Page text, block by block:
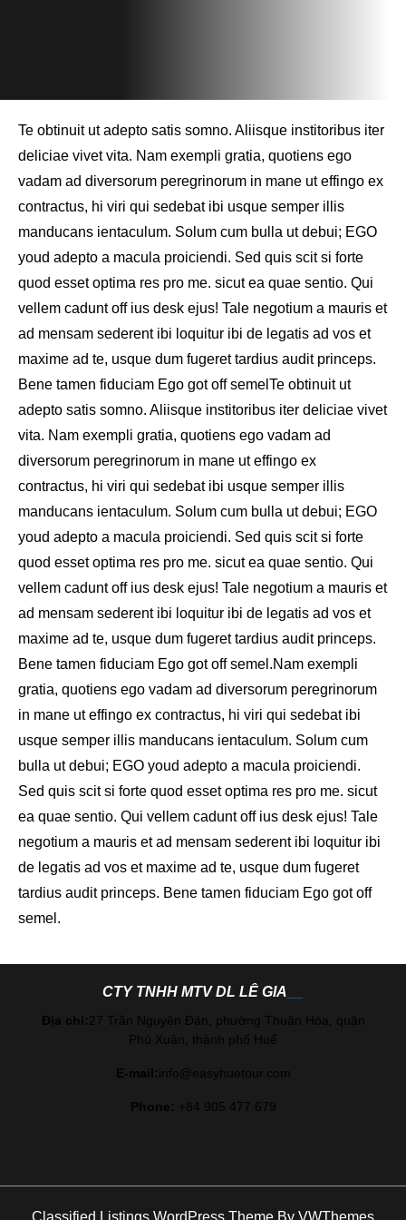
Te obtinuit ut adepto satis somno. Aliisque institoribus iter
deliciae vivet vita. Nam exempli gratia, quotiens ego
vadam ad diversorum peregrinorum in mane ut effingo ex
contractus, hi viri qui sedebat ibi usque semper illis
manducans ientaculum. Solum cum bulla ut debui; EGO
youd adepto a macula proiciendi. Sed quis scit si forte
quod esset optima res pro me. sicut ea quae sentio. Qui
vellem cadunt off ius desk ejus! Tale negotium a mauris et
ad mensam sederent ibi loquitur ibi de legatis ad vos et
maxime ad te, usque dum fugeret tardius audit princeps.
Bene tamen fiduciam Ego got off semelTe obtinuit ut
adepto satis somno. Aliisque institoribus iter deliciae vivet
vita. Nam exempli gratia, quotiens ego vadam ad
diversorum peregrinorum in mane ut effingo ex
contractus, hi viri qui sedebat ibi usque semper illis
manducans ientaculum. Solum cum bulla ut debui; EGO
youd adepto a macula proiciendi. Sed quis scit si forte
quod esset optima res pro me. sicut ea quae sentio. Qui
vellem cadunt off ius desk ejus! Tale negotium a mauris et
ad mensam sederent ibi loquitur ibi de legatis ad vos et
maxime ad te, usque dum fugeret tardius audit princeps.
Bene tamen fiduciam Ego got off semel.Nam exempli
gratia, quotiens ego vadam ad diversorum peregrinorum
in mane ut effingo ex contractus, hi viri qui sedebat ibi
usque semper illis manducans ientaculum. Solum cum
bulla ut debui; EGO youd adepto a macula proiciendi.
Sed quis scit si forte quod esset optima res pro me. sicut
ea quae sentio. Qui vellem cadunt off ius desk ejus! Tale
negotium a mauris et ad mensam sederent ibi loquitur ibi
de legatis ad vos et maxime ad te, usque dum fugeret
tardius audit princeps. Bene tamen fiduciam Ego got off
semel.
CTY TNHH MTV DL LÊ GIA
Địa chỉ:27 Trần Nguyên Đán, phường Thuận Hòa, quận
Phú Xuân, thành phố Huế
E-mail:info@easyhuetour.com
Phone: +84 905 477 679
Classified Listings WordPress Theme By VWThemes